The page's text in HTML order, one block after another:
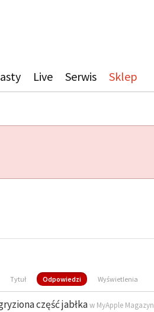
Live Serwis Sklep
Tytuł Odpowiedzi Wyświetlenia
część jabłkaw MyApple Magazyn